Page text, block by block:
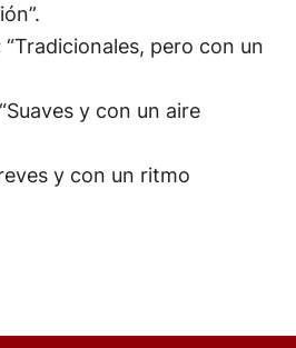
“Tradicionales, pero con un
y con un aire
y con un ritmo